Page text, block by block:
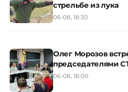
стрельбе из лука
06-08, 18:30
Олег Морозов
председателями
06-08, 18:00